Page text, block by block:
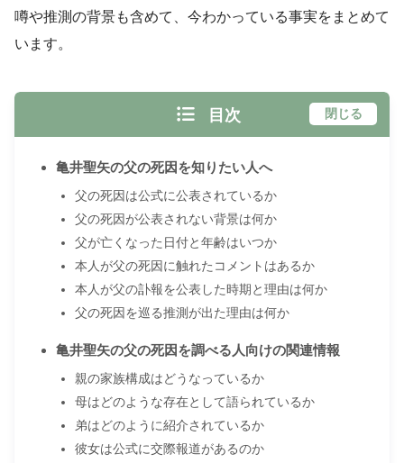
噂や推測の背景も含めて、今わかっている事実をまとめて
います。
目次 閉じる
亀井聖矢の父の死因を知りたい人へ
父の死因は公式に公表されているか
父の死因が公表されない背景は何か
父が亡くなった日付と年齢はいつか
本人が父の死因に触れたコメントはあるか
本人が父の訃報を公表した時期と理由は何か
父の死因を巡る推測が出た理由は何か
亀井聖矢の父の死因を調べる人向けの関連情報
親の家族構成はどうなっているか
母はどのような存在として語られているか
弟はどのように紹介されているか
彼女は公式に交際報道があるのか